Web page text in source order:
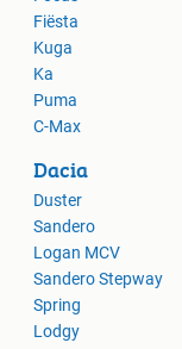
Fiësta
Kuga
Ka
Puma
C-Max
Dacia
Duster
Sandero
Logan MCV
Sandero Stepway
Spring
Lodgy